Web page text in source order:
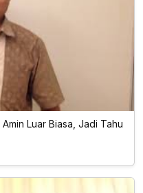
Luar Biasa, Jadi Tahu